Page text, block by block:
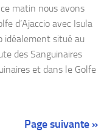
matin nous avons
d’Ajaccio avec Isula
idéalement situé au
des Sanguinaires
et dans le Golfe
Page suivante »